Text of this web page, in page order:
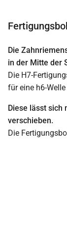
Die
in der Mitte der
Die H7-
für eine h6-
Diese lässt sich
verschieben.
Die